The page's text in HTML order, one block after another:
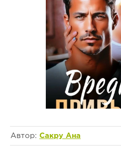
Автор: Сакру Ана